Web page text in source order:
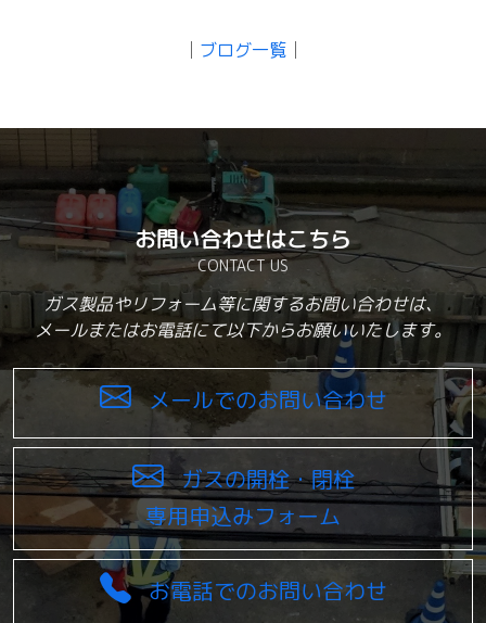
ブログ一覧│
お問い合わせはこちら
CONTACT US
ガス製品やリフォーム等に関するお問い合わせは、
メールまたはお電話にて以下からお願いいたします。
メールでのお問い合わせ
ガスの開栓・閉栓
専用申込みフォーム
お電話でのお問い合わせ